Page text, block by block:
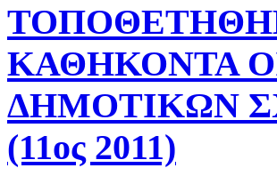
ΚΑΘΗΚΟΝΤΑ
ΔΗΜΟΤΙΚΩΝ
(11ος 2011)